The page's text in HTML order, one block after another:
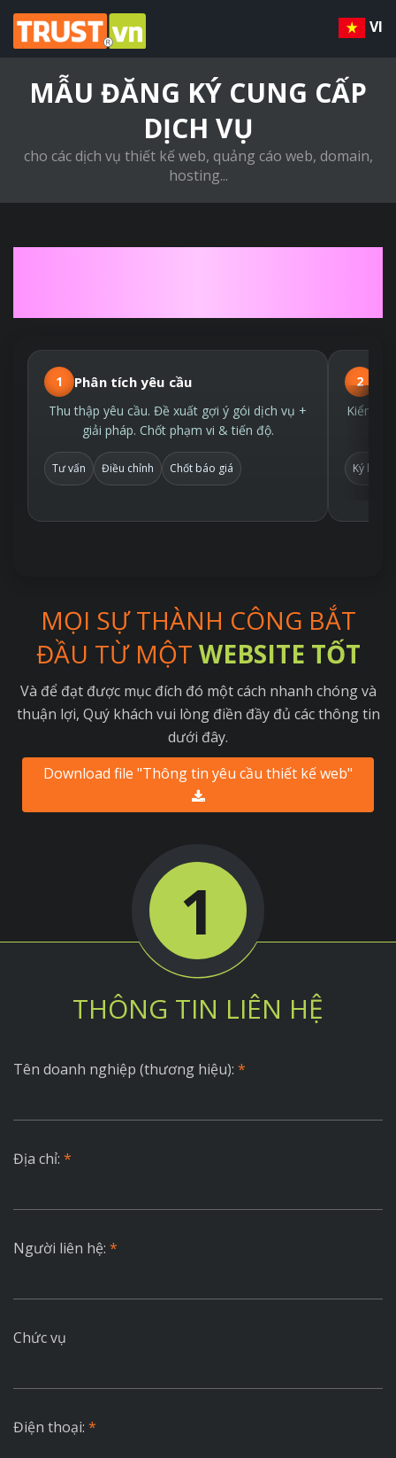
VI
MẪU ĐĂNG KÝ CUNG CẤP
DỊCH VỤ
cho các dịch vụ thiết kế web, quảng cáo web, domain,
hosting...
1 Phân tích yêu cầu
Thu thập yêu cầu. Đề xuất gợi ý gói dịch vụ +
giải pháp. Chốt phạm vi & tiến độ.
Tư vấn Điều chỉnh Chốt báo giá
2
Kiểm
Ký hợp
MỌI SỰ THÀNH CÔNG BẮT
ĐẦU TỪ MỘT WEBSITE TỐT
Và để đạt được mục đích đó một cách nhanh chóng và
thuận lợi, Quý khách vui lòng điền đầy đủ các thông tin
dưới đây.
Download file "Thông tin yêu cầu thiết kế web"
1
THÔNG TIN LIÊN HỆ
Tên doanh nghiệp (thương hiệu): *
Địa chỉ: *
Người liên hệ: *
Chức vụ
Điện thoại: *